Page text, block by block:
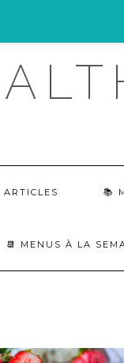
ARTICLES
📆 MENUS À LA